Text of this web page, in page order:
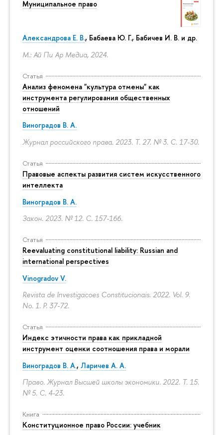
Муниципальное право
Александрова Е. В., Бабаева Ю. Г., Бабичев И. В. и др.
М.: Ай Пи Ар Медиа, 2024.
Статья
Анализ феномена "культура отмены" как
инструмента регулирования общественных
отношений
Виноградов В. А.
Журнал российского права. 2023. Т. 27. № 3. С. 17-30.
Статья
Правовые аспекты развития систем искусственного
интеллекта
Виноградов В. А.
Закон. 2023. № 12. С. 157-166.
Статья
Reevaluating constitutional liability: Russian and
international perspectives
Vinogradov V.
Revista de Investigacoes Constitucionais. 2022. Vol. 9.
No. 1. P. 37-72.
Статья
Индекс этичности права как прикладной
инструмент оценки соотношения права и морали
Виноградов В. А., Ларичев А. А.
Право. Журнал Высшей школы экономики. 2022. Т. 15.
№ 5. С. 4-23.
Книга
Конституционное право России: учебник